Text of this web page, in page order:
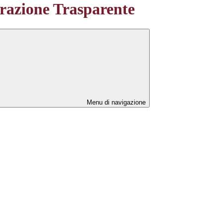
Trasparente
Menu di navigazione